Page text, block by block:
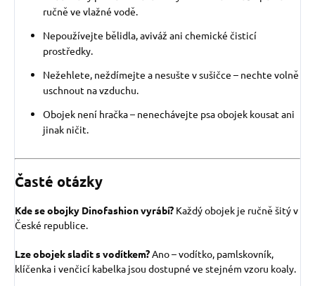
ručně ve vlažné vodě.
Nepoužívejte bělidla, aviváž ani chemické čisticí
prostředky.
Nežehlete, neždímejte a nesušte v sušičce – nechte volně
uschnout na vzduchu.
Obojek není hračka – nenechávejte psa obojek kousat ani
jinak ničit.
Časté otázky
Kde se obojky Dinofashion vyrábí? Každý obojek je ručně šitý v
České republice.
Lze obojek sladit s vodítkem?Ano – vodítko, pamlskovník,
klíčenka i venčicí kabelka jsou dostupné ve stejném vzoru koaly.